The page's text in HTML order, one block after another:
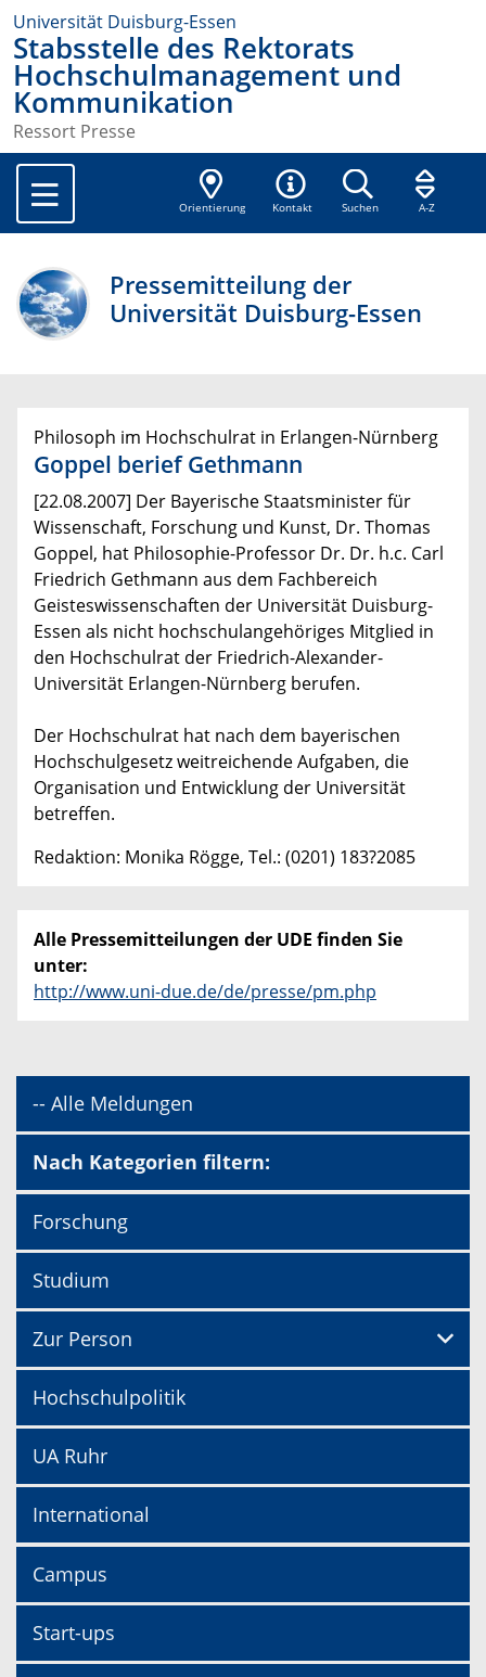
Universität Duisburg-Essen
Stabsstelle des Rektorats
Hochschulmanagement und
Kommunikation
Ressort Presse
Orientierung Kontakt Suchen A-Z
Pressemitteilung der
Universität Duisburg-Essen
Philosoph im Hochschulrat in Erlangen-Nürnberg
Goppel berief Gethmann
[22.08.2007] Der Bayerische Staatsminister für
Wissenschaft, Forschung und Kunst, Dr. Thomas
Goppel, hat Philosophie-Professor Dr. Dr. h.c. Carl
Friedrich Gethmann aus dem Fachbereich
Geisteswissenschaften der Universität Duisburg-
Essen als nicht hochschulangehöriges Mitglied in
den Hochschulrat der Friedrich-Alexander-
Universität Erlangen-Nürnberg berufen.
Der Hochschulrat hat nach dem bayerischen
Hochschulgesetz weitreichende Aufgaben, die
Organisation und Entwicklung der Universität
betreffen.
Redaktion: Monika Rögge, Tel.: (0201) 183?2085
Alle Pressemitteilungen der UDE finden Sie
unter:
http://www.uni-due.de/de/presse/pm.php
-- Alle Meldungen
Nach Kategorien filtern:
Forschung
Studium
Zur Person
Hochschulpolitik
UA Ruhr
International
Campus
Start-ups